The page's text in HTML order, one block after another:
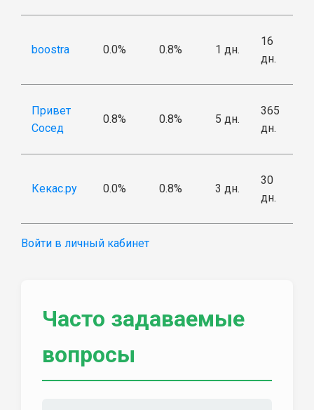
boostra 0.0% 0.8% 1 дн.
16
дн.
Привет
Сосед
0.8% 0.8% 5 дн.
365
дн.
Кекас.ру 0.0% 0.8% 3 дн.
30
дн.
Войти в личный кабинет
Часто задаваемые
вопросы